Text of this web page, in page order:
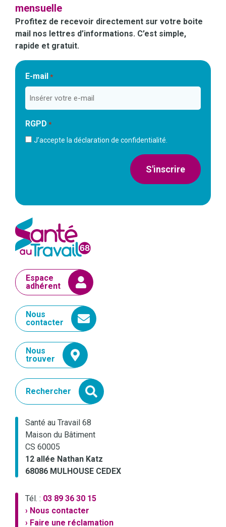
mensuelle
Profitez de recevoir directement sur votre boite
mail nos lettres d’informations. C’est simple,
rapide et gratuit.
E-mail *
RGPD *
J’accepte la déclaration de confidentialité.
S'inscrire
Espace
adhérent
Nous
contacter
Nous
trouver
Rechercher
Santé au Travail 68
Maison du Bâtiment
CS 60005
12 allée Nathan Katz
68086 MULHOUSE CEDEX
Tél. : 03 89 36 30 15
› Nous contacter
› Faire une réclamation